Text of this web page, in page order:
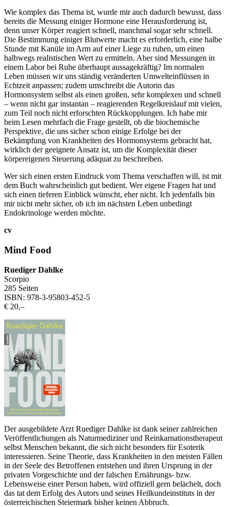
Wie komplex das Thema ist, wurde mir auch dadurch bewusst, dass
bereits die Messung einiger Hormone eine Herausforderung ist,
denn unser Körper reagiert schnell, manchmal sogar sehr schnell.
Die Bestimmung einiger Blutwerte macht es erforderlich, eine halbe
Stunde mit Kanüle im Arm auf einer Liege zu ruhen, um einen
halbwegs realistischen Wert zu ermitteln. Aber sind Messungen in
einem Labor bei Ruhe überhaupt aussagekräftig? Im normalen
Leben müssen wir uns ständig veränderten Umwelteinflüssen in
Echtzeit anpassen; zudem umschreibt die Autorin das
Hormonsystem selbst als einen großen, sehr komplexen und schnell
– wenn nicht gar instantan – reagierenden Regelkreislauf mit vielen,
zum Teil noch nicht erforschten Rückkopplungen. Ich habe mir
beim Lesen mehrfach die Frage gestellt, ob die biochemische
Perspektive, die uns sicher schon einige Erfolge bei der
Bekämpfung von Krankheiten des Hormonsystems gebracht hat,
wirklich der geeignete Ansatz ist, um die Komplexität dieser
körpereigenen Steuerung adäquat zu beschreiben.
Wer sich einen ersten Eindruck vom Thema verschaffen will, ist mit
dem Buch wahrscheinlich gut bedient. Wer eigene Fragen hat und
sich einen tieferen Einblick wünscht, eher nicht. Ich jedenfalls bin
mir nicht mehr sicher, ob ich im nächsten Leben unbedingt
Endokrinologe werden möchte.
cv
Mind Food
Ruediger Dahlke
Scorpio
285 Seiten
ISBN: 978-3-95803-452-5
€ 20,–
Der ausgebildete Arzt Ruediger Dahlke ist dank seiner zahlreichen
Veröffentlichungen als Naturmediziner und Reinkarnationstherapeut
selbst Menschen bekannt, die sich nicht besonders für Esoterik
interessieren. Seine Theorie, dass Krankheiten in den meisten Fällen
in der Seele des Betroffenen entstehen und ihren Ursprung in der
privaten Vorgeschichte und der falschen Ernährungs- bzw.
Lebensweise einer Person haben, wird offiziell gern belächelt, doch
das tat dem Erfolg des Autors und seines Heilkundeinstituts in der
österreichischen Steiermark bisher keinen Abbruch.